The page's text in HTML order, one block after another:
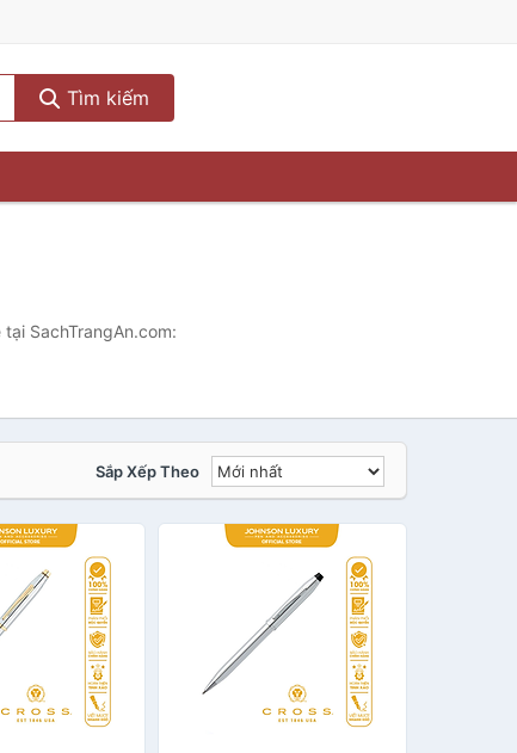
Tìm kiếm
SachTrangAn.com:
Sắp Xếp Theo